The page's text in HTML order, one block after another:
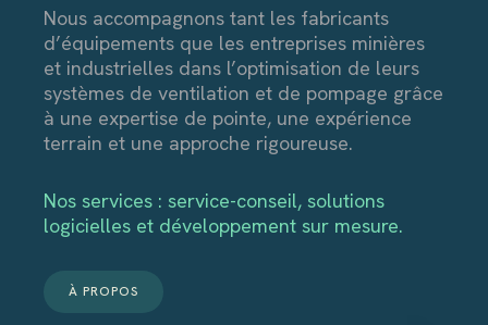
Nous accompagnons tant les fabricants
d’équipements que les entreprises minières
et industrielles dans l’optimisation de leurs
systèmes de ventilation et de pompage grâce
à une expertise de pointe, une expérience
terrain et une approche rigoureuse.
Nos services : service-conseil, solutions
logicielles et développement sur mesure.
À PROPOS